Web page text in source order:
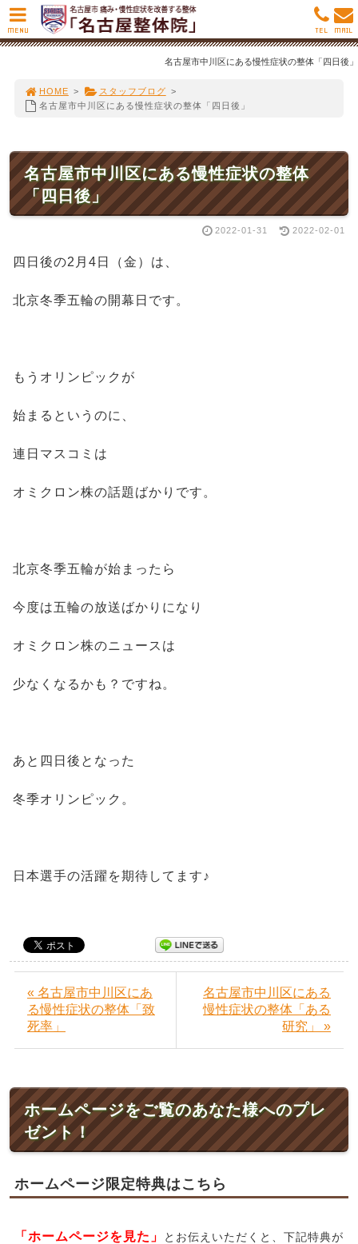
名古屋市中川区にある慢性症状の整体「四日後」
HOME > スタッフブログ >
名古屋市中川区にある慢性症状の整体「四日後」
名古屋市中川区にある慢性症状の整体
「四日後」
2022-01-31 2022-02-01
四日後の2月4日（金）は、
北京冬季五輪の開幕日です。
もうオリンピックが
始まるというのに、
連日マスコミは
オミクロン株の話題ばかりです。
北京冬季五輪が始まったら
今度は五輪の放送ばかりになり
オミクロン株のニュースは
少なくなるかも？ですね。
あと四日後となった
冬季オリンピック。
日本選手の活躍を期待してます♪
« 名古屋市中川区にあ
る慢性症状の整体「致
死率」
名古屋市中川区にある
慢性症状の整体「ある
研究」 »
ホームページをご覧のあなた様へのプレ
ゼント！
ホームページ限定特典はこちら
「ホームページを見た」
とお伝えいただくと、下記特典が
MENU MAIL
TEL